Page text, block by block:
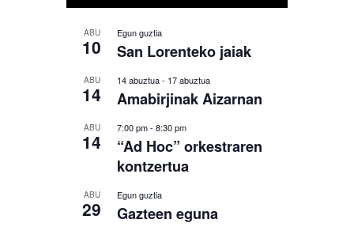
ABU
10
Egun guztia
San Lorenteko jaiak
ABU
14
14 abuztua- 17 abuztua
Amabirjinak Aizarnan
ABU
14
7:00 pm- 8:30 pm
“Ad Hoc” orkestraren
kontzertua
ABU
29
Egun guztia
Gazteen eguna